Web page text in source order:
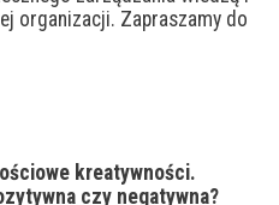
organizacji. Zapraszamy do
kreatywności.
czy negatywna?